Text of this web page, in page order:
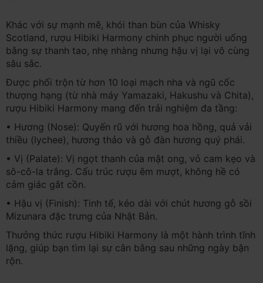
Khác với sự mạnh mẽ, khói than bùn của Whisky
Scotland, rượu Hibiki Harmony chinh phục người uống
bằng sự thanh tao, nhẹ nhàng nhưng hậu vị lại vô cùng
sâu sắc.
Được phối trộn từ hơn 10 loại mạch nha và ngũ cốc
thượng hạng (từ nhà máy Yamazaki, Hakushu và Chita),
rượu Hibiki Harmony mang đến trải nghiệm đa tầng:
• Hương (Nose): Quyến rũ với hương hoa hồng, quả vải
thiều (lychee), hương thảo và gỗ đàn hương quý phái.
• Vị (Palate): Vị ngọt thanh của mật ong, vỏ cam kẹo và
sô-cô-la trắng. Cấu trúc rượu êm mượt, không hề có
cảm giác gắt cồn.
• Hậu vị (Finish): Tinh tế, kéo dài với chút hương gỗ sồi
Mizunara đặc trưng của Nhật Bản.
Thưởng thức rượu Hibiki Harmony là một hành trình tĩnh
lặng, giúp bạn tìm lại sự cân bằng sau những ngày bận
rộn.